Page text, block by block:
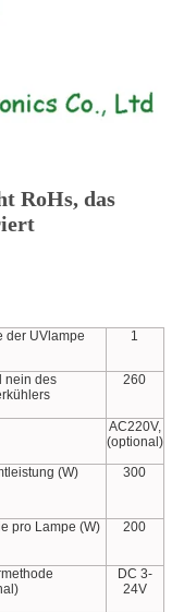
RoHs, das
der UVlampe
1
nein des
260
AC220V,
(optional)
(W) 300
pro Lampe (W) 200
DC 3-
24V